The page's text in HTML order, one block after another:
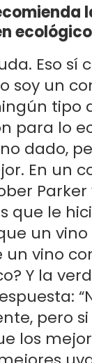
Eso sí
soy un
tipo
para lo
dado,
En un
que le
un
un vino
Y la
pero
los